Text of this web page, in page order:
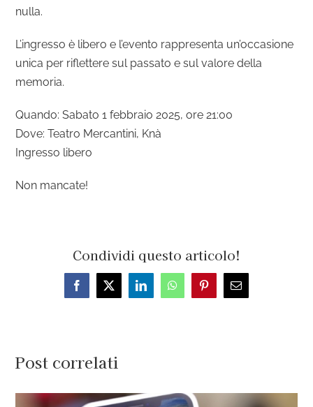
nulla.
L’ingresso è libero e l’evento rappresenta un’occasione
unica per riflettere sul passato e sul valore della
memoria.
Quando: Sabato 1 febbraio 2025, ore 21:00
Dove: Teatro Mercantini, Knà
Ingresso libero
Non mancate!
Condividi questo articolo!
Facebook
X LinkedInWhatsAppPinterestEmail
Post correlati